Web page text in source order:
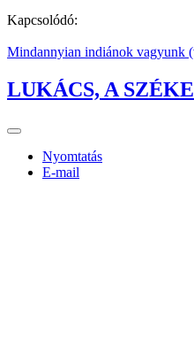
Kapcsolódó:
Mindannyian indiánok vagyunk
LUKÁCS, A
Nyomtatás
E-mail